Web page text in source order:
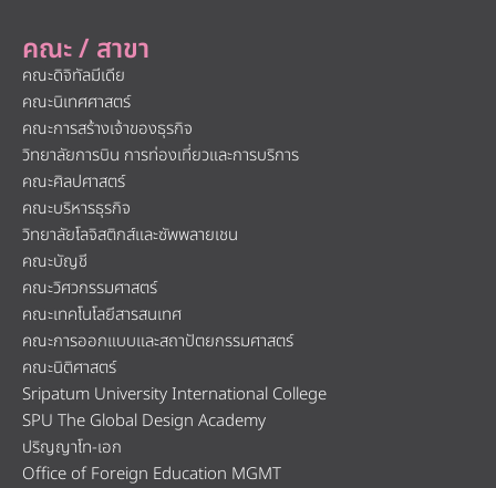
คณะ / สาขา
คณะดิจิทัลมีเดีย
คณะนิเทศศาสตร์
คณะการสร้างเจ้าของธุรกิจ
วิทยาลัยการบิน การท่องเที่ยวและการบริการ
คณะศิลปศาสตร์
คณะบริหารธุรกิจ
วิทยาลัยโลจิสติกส์และซัพพลายเชน
คณะบัญชี
คณะวิศวกรรมศาสตร์
คณะเทคโนโลยีสารสนเทศ
คณะการออกแบบและสถาปัตยกรรมศาสตร์
คณะนิติศาสตร์
Sripatum University International College
SPU The Global Design Academy
ปริญญาโท-เอก
Office of Foreign Education MGMT